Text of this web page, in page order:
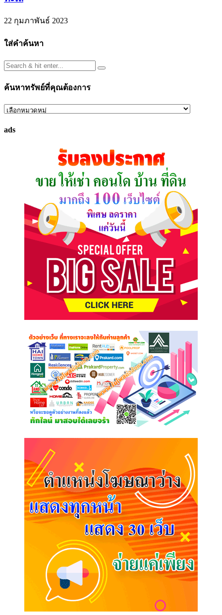
22 กุมภาพันธ์ 2023
ใส่คำค้นหา
ค้นหาทรัพย์ที่คุณต้องการ
ค้นหา
ที่
ads